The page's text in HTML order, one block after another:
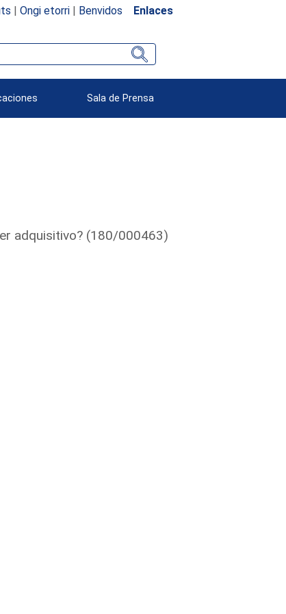
| Ongi etorri| Benvidos Enlaces
Sala de Prensa
adquisitivo? (180/000463)